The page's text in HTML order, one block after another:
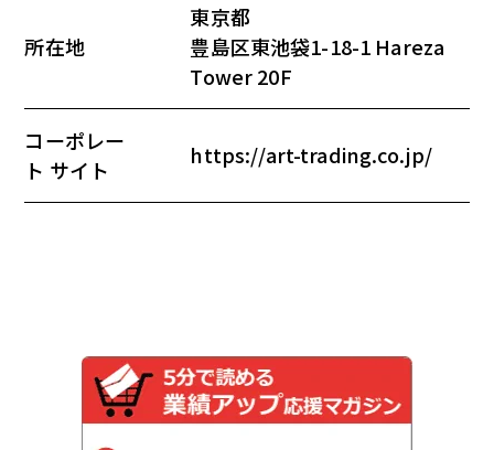
所在地
東京都
豊島区東池袋1-18-1 Hareza
Tower 20F
コーポレー
ト サイト
https://art-trading.co.jp/